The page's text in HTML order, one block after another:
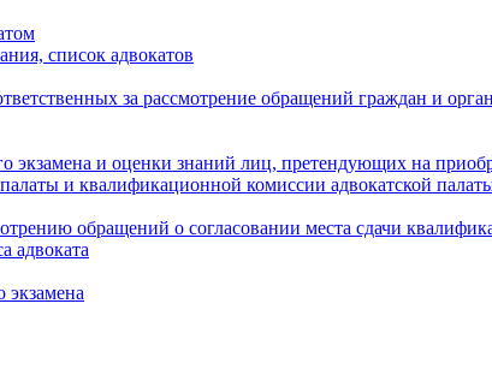
список адвокатов
за рассмотрение обращений граждан и
и оценки знаний лиц, претендующих на
и квалификационной комиссии адвокатской
обращений о согласовании места сдачи
адвоката
экзамена